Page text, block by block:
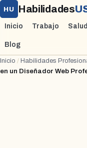
HU Habilidades
Inicio Trabajo Salud
Blog
Inicio / Habilidades
en un Diseñador Web